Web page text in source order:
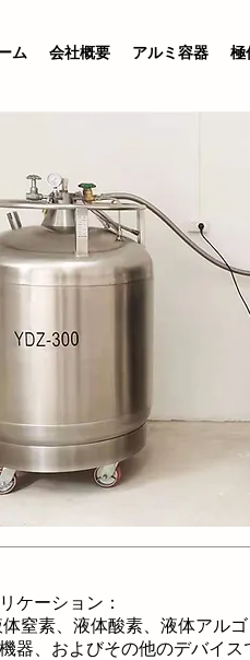
ム 会社概要 アルミ容器 極
ケーション：
窒素、液体酸素、液体アルゴ
器、およびその他のデバイス